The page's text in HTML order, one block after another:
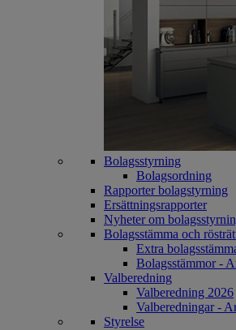
Bolagsstyrning
Bolagsordning
Rapporter bolagstyrning
Ersättningsrapporter
Nyheter om
Bolagsstämma och
Extra
Bolagsstämmor -
Valberedning
Valberedning 2026
Valberedningar -
Styrelse